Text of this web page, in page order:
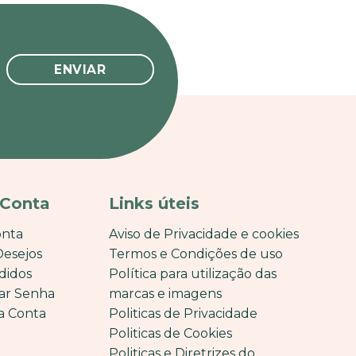
Senha
Conta
Links úteis
Aviso de Privacidade e cookies
Termos e Condições de uso
Política para utilização das
marcas e imagens
Politicas de Privacidade
Politicas de Cookies